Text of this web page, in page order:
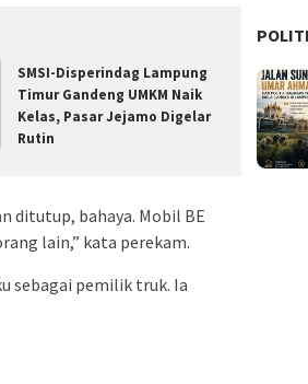
SMSI-Disperindag Lampung
Timur Gandeng UMKM Naik
Kelas, Pasar Jejamo Digelar
Rutin
ditutup, bahaya. Mobil BE
lain,” kata perekam.
sebagai pemilik truk. Ia